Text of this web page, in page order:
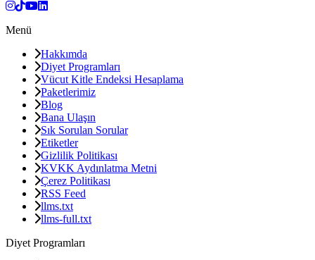
Menü
Hakkımda
Diyet Programları
Vücut Kitle Endeksi Hesaplama
Paketlerimiz
Blog
Bana Ulaşın
Sık Sorulan Sorular
Etiketler
Gizlilik Politikası
KVKK Aydınlatma Metni
Çerez Politikası
RSS Feed
llms.txt
llms-full.txt
Diyet Programları